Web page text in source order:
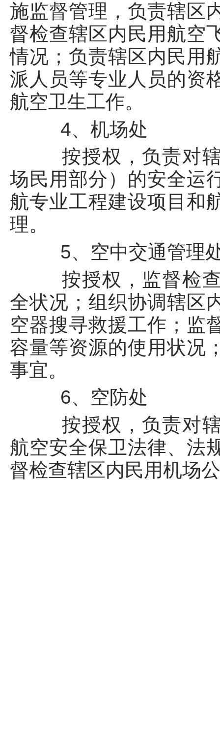
施监督管理，负责辖区
督检查辖区内民用航空
情况；负责辖区内民用
派人员等专业人员的资
航空卫生工作。
4、机场处
按授权，负责对辖
场民用部分）的安全运
航专业工程建设项目和
理。
5、空中交通管理
按授权，监督检查
全状况；组织协调辖区
空器搜寻救援工作；监
容量等资源的使用状况
事宜。
6、空防处
按授权，负责对辖
航空安全保卫法律、法
督检查辖区内民用机场